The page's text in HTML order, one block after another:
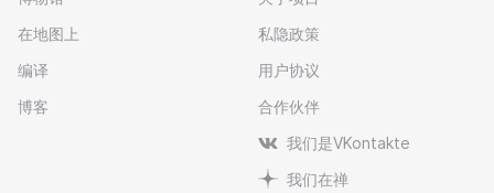
在地图上
编译
博客
私隐政策
用户协议
合作伙伴
我们是VKontakte
我们在禅